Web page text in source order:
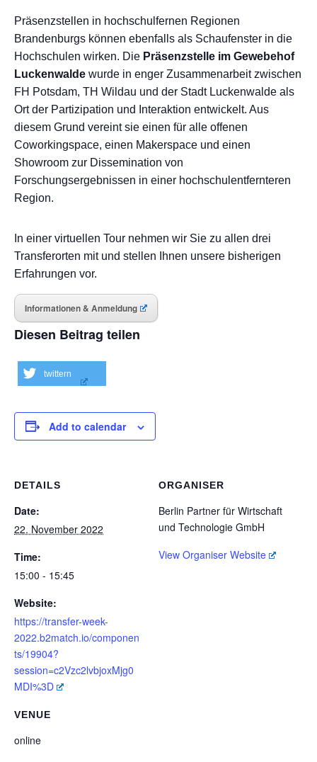
Präsenzstellen in hochschulfernen Regionen
Brandenburgs können ebenfalls als Schaufenster in die
Hochschulen wirken. Die Präsenzstelle im Gewebehof
Luckenwalde wurde in enger Zusammenarbeit zwischen
FH Potsdam, TH Wildau und der Stadt Luckenwalde als
Ort der Partizipation und Interaktion entwickelt. Aus
diesem Grund vereint sie einen für alle offenen
Coworkingspace, einen Makerspace und einen
Showroom zur Dissemination von
Forschungsergebnissen in einer hochschulentfernteren
Region.
In einer virtuellen Tour nehmen wir Sie zu allen drei
Transferorten mit und stellen Ihnen unsere bisherigen
Erfahrungen vor.
Informationen & Anmeldung
Diesen Beitrag teilen
twittern
Add to calendar
DETAILS
Date:
22. November 2022
Time:
15:00 - 15:45
Website:
https://transfer-week-
2022.b2match.io/componen
ts/19904?
session=c2Vzc2lvbjoxMjg0
MDI%3D
VENUE
online
ORGANISER
Berlin Partner für Wirtschaft
und Technologie GmbH
View Organiser Website